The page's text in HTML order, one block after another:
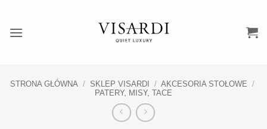
zawartości
STRONA GŁÓWNA / SKLEP VISARDI / AKCESORIA STOŁOWE
/
PATERY, MISY, TACE